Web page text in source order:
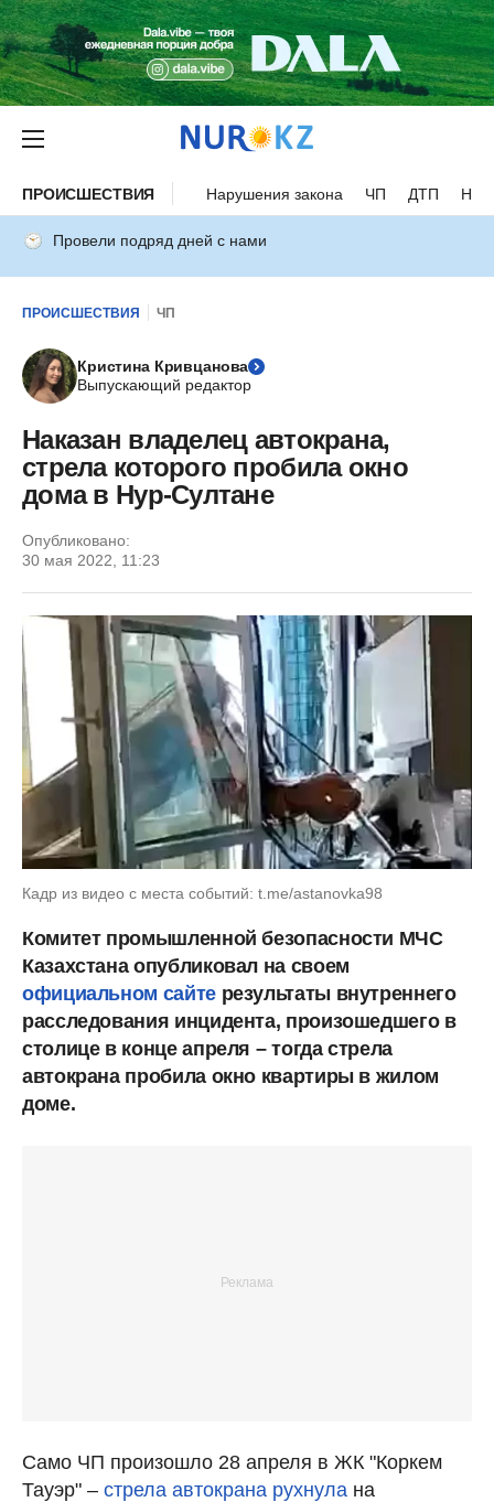
ПРОИСШЕСТВИЯ Нарушения закона ЧП ДТП
Провели подряд дней с нами
ПРОИСШЕСТВИЯ ЧП
Кристина Кривцанова
Выпускающий редактор
Наказан владелец автокрана,
стрела которого пробила окно
дома в Нур-Султане
Опубликовано:
30 мая 2022, 11:23
Кадр из видео с места событий: t.me/astanovka98
Комитет промышленной безопасности МЧС
Казахстана опубликовал на своем
официальном сайтерезультаты внутреннего
расследования инцидента, произошедшего в
столице в конце апреля – тогда стрела
автокрана пробила окно квартиры в жилом
доме.
Само ЧП произошло 28 апреля в ЖК "Коркем
Тауэр" – стрела автокрана рухнула на